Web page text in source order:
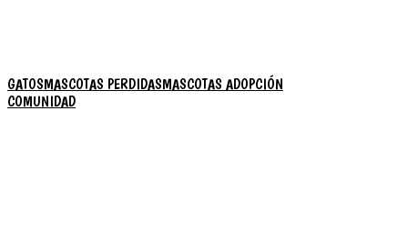
GATOSMASCOTAS PERDIDASMASCOTAS ADOPCIÓN
COMUNIDAD